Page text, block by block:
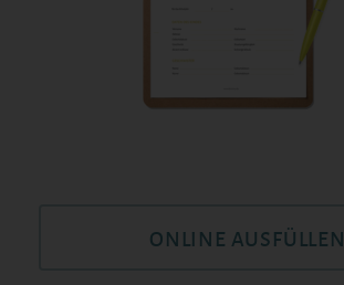
ONLINE AUSFÜLLEN